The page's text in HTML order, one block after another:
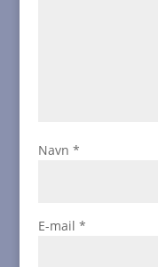
Navn *
E-mail *